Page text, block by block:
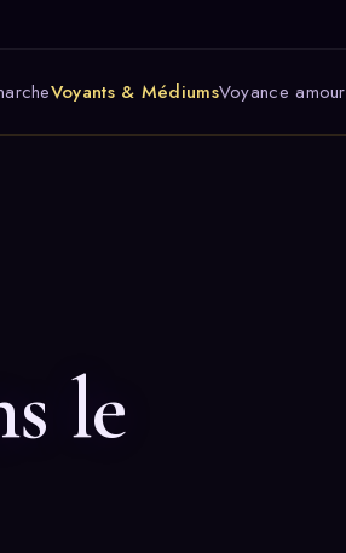
Voyants & MédiumsVoyance amour
le